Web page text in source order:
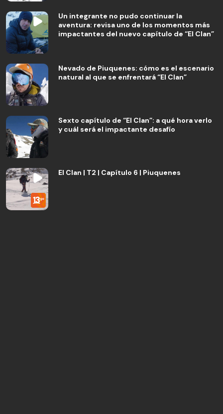
Un integrante no pudo continuar la
aventura: revisa uno de los momentos más
impactantes del nuevo capítulo de “El Clan”
Nevado de Piuquenes: cómo es el escenario
natural al que se enfrentará “El Clan”
Sexto capítulo de “El Clan”: a qué hora verlo
y cuál será el impactante desafío
El Clan | T2 | Capítulo 6 | Piuquenes